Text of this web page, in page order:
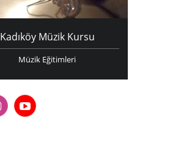
Kadıköy Müzik Kursu
Müzik Eğitimleri